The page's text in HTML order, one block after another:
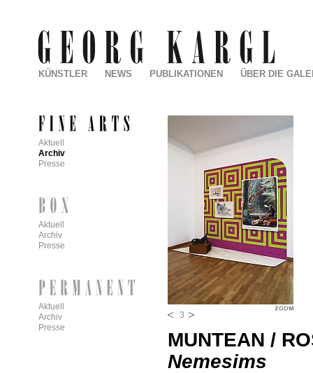
3
MUNTEAN /
Nemesims
KÜNSTLER NEWS PUBLIKATIONEN ÜBER DIE
Aktuell
Archiv
Presse
Aktuell
Archiv
Presse
Aktuell
Archiv
Presse